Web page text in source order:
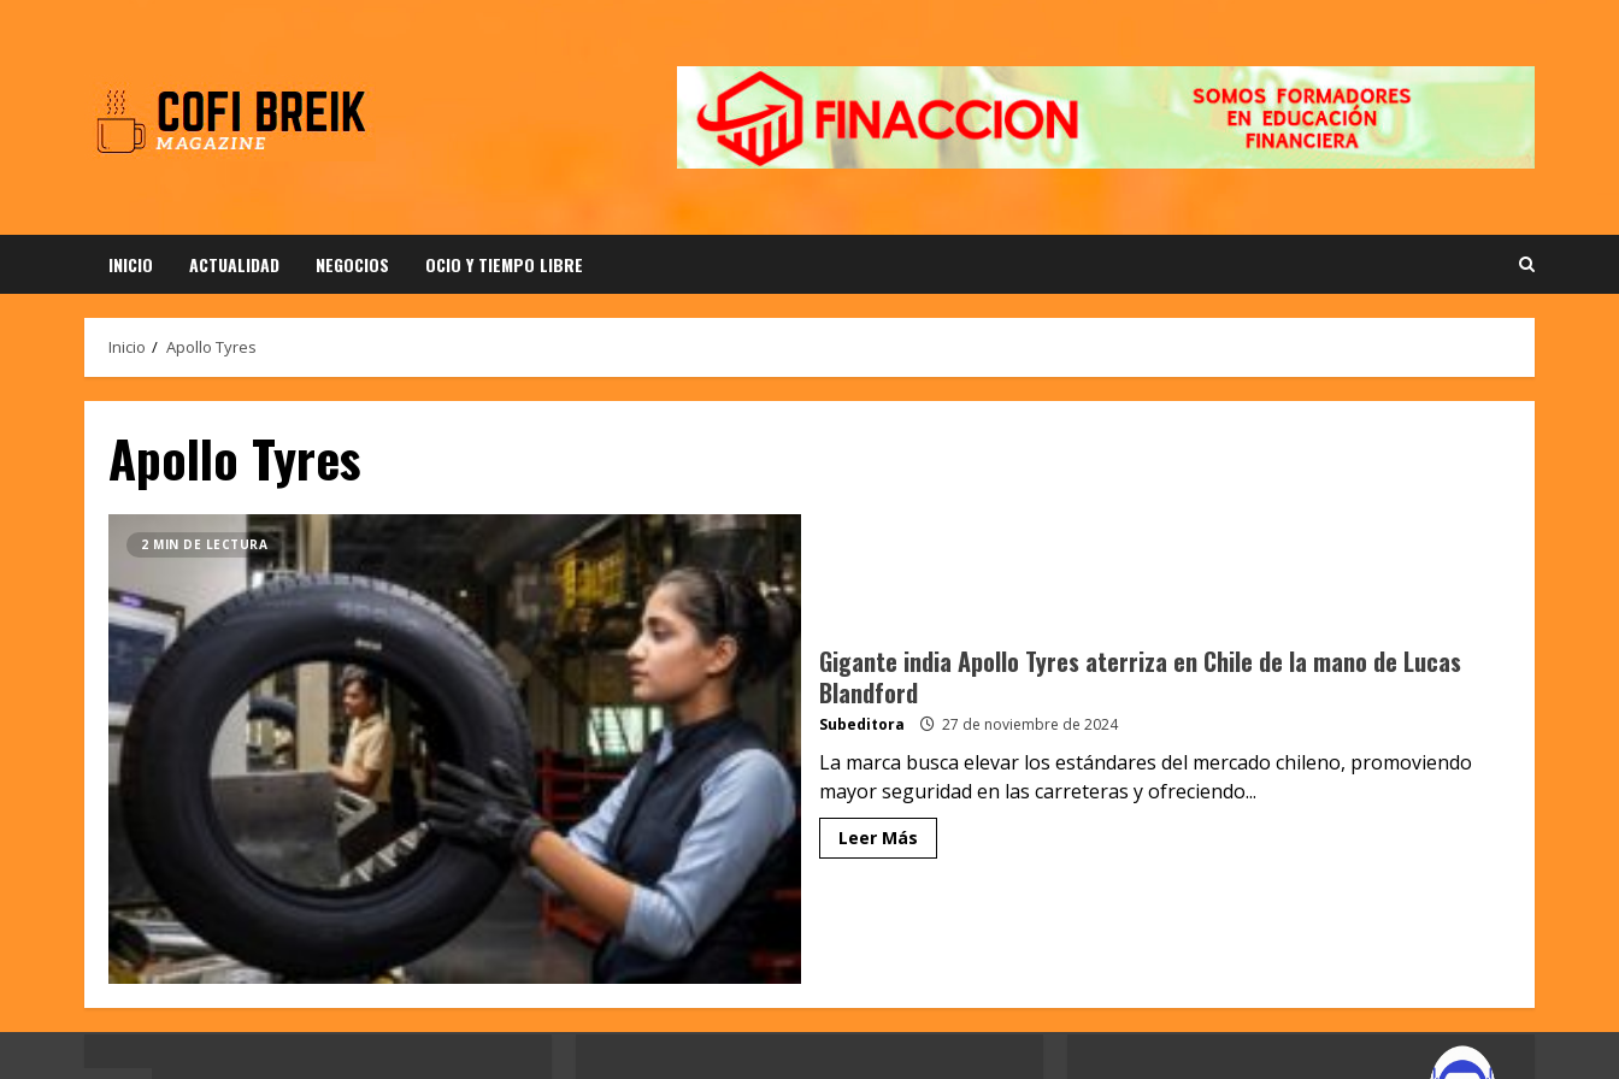
INICIO ACTUALIDAD NEGOCIOS OCIO Y TIEMPO LIBRE
Inicio Apollo Tyres
Apollo Tyres
2 MIN DE LECTURA
Gigante india Apollo Tyres aterriza en Chile de la mano de Lucas
Blandford
Subeditora 27 de noviembre de 2024
La marca busca elevar los estándares del mercado chileno, promoviendo
mayor seguridad en las carreteras y ofreciendo...
Leer Más